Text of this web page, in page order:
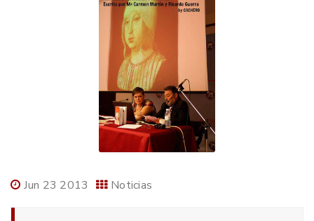
Jun 23 2013 Noticias